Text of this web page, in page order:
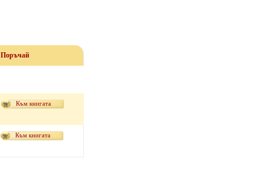
Поръчай
Към книгата
Към книгата